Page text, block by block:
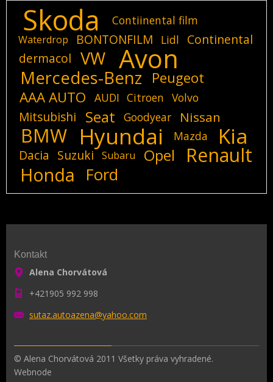
Skoda Contiinental film
Waterdrop BONTONFILM Lidl
Continental
dermacol
VW Avon
Mercedes-Benz
Peugeot
AAA AUTO
AUDI Citroen Volvo
Mitsubishi Seat Goodyear Nissan
BMW Hyundai Mazda Kia
Dacia Suzuki Subaru Opel Renault
Honda Ford
Kontakt
Alena Chorvátová
+421905 992 998
sutaz.autoazena@yahoo.com
© Alena Chorvátová 2011 Všetky práva vyhradené.
Webnode